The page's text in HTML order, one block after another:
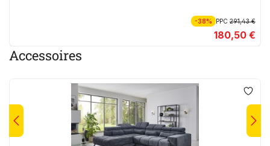
-38% PPC291,43 €
180,50 €
Accessoires